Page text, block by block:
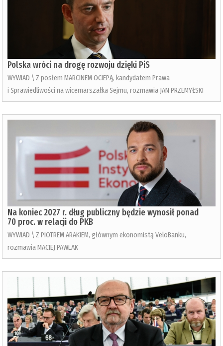
Polska wróci na drogę rozwoju dzięki PiS
WYWIAD \ Z posłem MARCINEM OCIEPĄ, kandydatem Prawa
i Sprawiedliwości na wicemarszałka Sejmu, rozmawia JAN PRZEMYŁSKI
Na koniec 2027 r. dług publiczny będzie wynosił ponad
70 proc. w relacji do PKB
WYWIAD \ Z PIOTREM ARAKIEM, głównym ekonomistą VeloBanku,
rozmawia MACIEJ PAWLAK